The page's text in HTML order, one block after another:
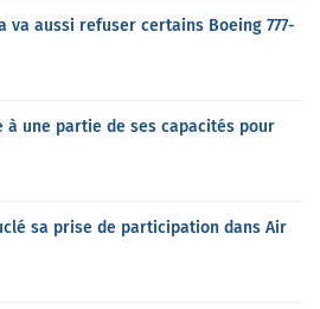
va aussi refuser certains Boeing 777-
à une partie de ses capacités pour
sa prise de participation dans Air